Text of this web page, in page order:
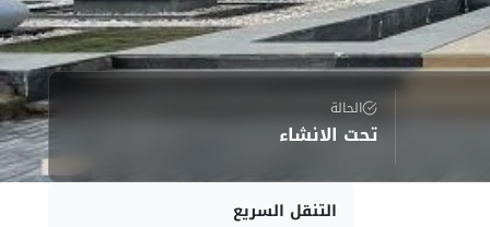
الحالة
تحت الانشاء
التنقل السريع